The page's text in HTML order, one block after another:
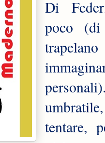
Di
poco
tentare,